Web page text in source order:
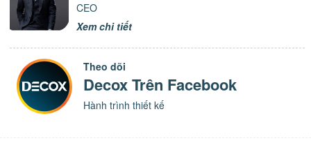
CEO
Xem chi tiết
Theo dõi
Decox Trên Facebook
Hành trình thiết kế